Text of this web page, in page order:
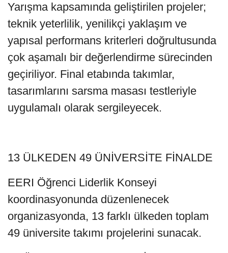
Yarışma kapsamında geliştirilen projeler;
teknik yeterlilik, yenilikçi yaklaşım ve
yapısal performans kriterleri doğrultusunda
çok aşamalı bir değerlendirme sürecinden
geçiriliyor. Final etabında takımlar,
tasarımlarını sarsma masası testleriyle
uygulamalı olarak sergileyecek.
13 ÜLKEDEN 49 ÜNİVERSİTE FİNALDE
EERI Öğrenci Liderlik Konseyi
koordinasyonunda düzenlenecek
organizasyonda, 13 farklı ülkeden toplam
49 üniversite takımı projelerini sunacak.